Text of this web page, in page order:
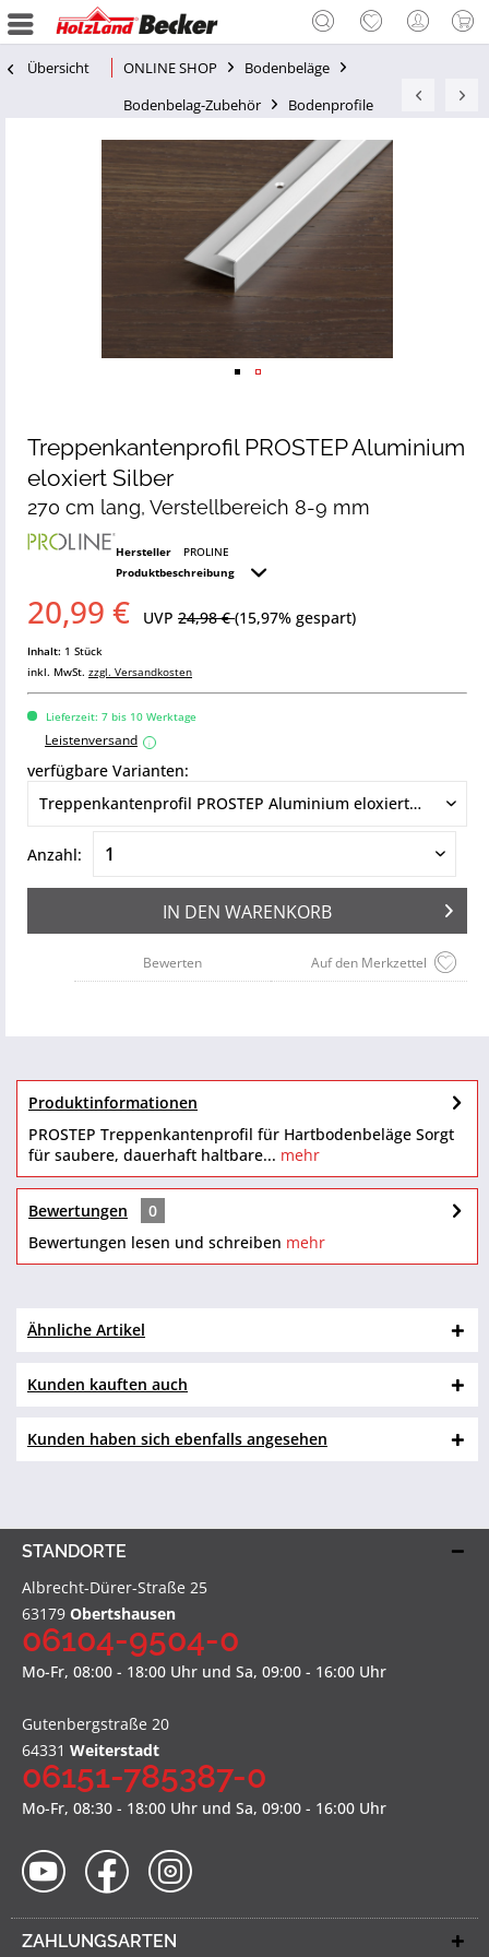
Übersicht ONLINE SHOP
Bodenbeläge
Bodenbelag-Zubehör
Bodenprofile
Treppenkantenprofil PROSTEP Aluminium
eloxiert Silber
270 cm lang, Verstellbereich 8-9 mm
Hersteller
PROLINE
Produktbeschreibung
20,99 € UVP 24,98 €(15,97% gespart)
Inhalt: 1 Stück
inkl. MwSt. zzgl. Versandkosten
Lieferzeit: 7 bis 10 Werktage
Leistenversand i
verfügbare Varianten:
Anzahl:
IN DEN WARENKORB
Auf den Merkzettel
Bewerten
Produktinformationen
PROSTEP Treppenkantenprofil für Hartbodenbeläge Sorgt
für saubere, dauerhaft haltbare... mehr
Bewertungen
0
Bewertungen lesen und schreiben mehr
Ähnliche Artikel
Kunden kauften auch
Kunden haben sich ebenfalls angesehen
STANDORTE
Albrecht-Dürer-Straße 25
63179 Obertshausen
06104-9504-0
Mo-Fr, 08:00 - 18:00 Uhr und Sa, 09:00 - 16:00 Uhr
Gutenbergstraße 20
64331 Weiterstadt
06151-785387-0
Mo-Fr, 08:30 - 18:00 Uhr und Sa, 09:00 - 16:00 Uhr
ZAHLUNGSARTEN